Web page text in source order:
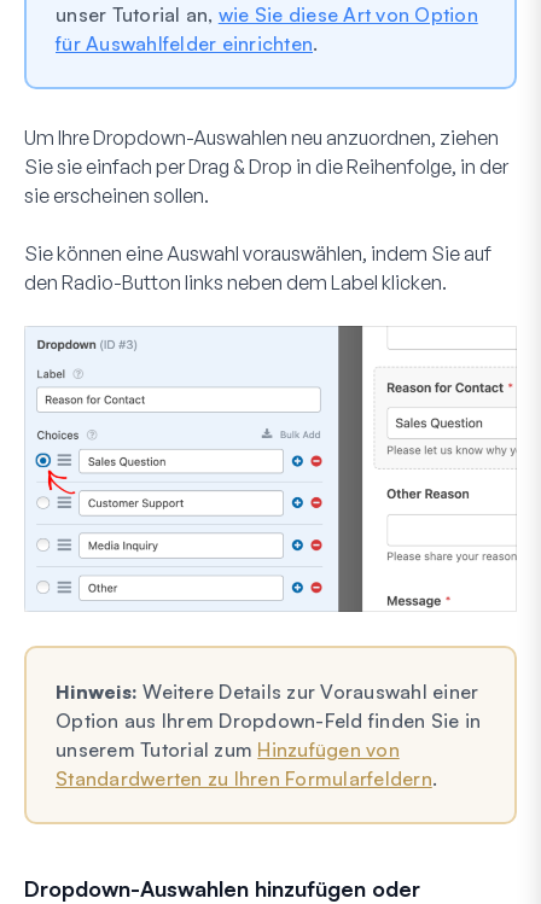
unser Tutorial an, wie Sie diese Art von Option
für Auswahlfelder einrichten.
Um Ihre Dropdown-Auswahlen neu anzuordnen, ziehen
Sie sie einfach per Drag & Drop in die Reihenfolge, in der
sie erscheinen sollen.
Sie können eine Auswahl vorauswählen, indem Sie auf
den Radio-Button links neben dem Label klicken.
Hinweis: Weitere Details zur Vorauswahl einer
Option aus Ihrem Dropdown-Feld finden Sie in
unserem Tutorial zum Hinzufügen von
Standardwerten zu Ihren Formularfeldern.
Dropdown-Auswahlen hinzufügen oder